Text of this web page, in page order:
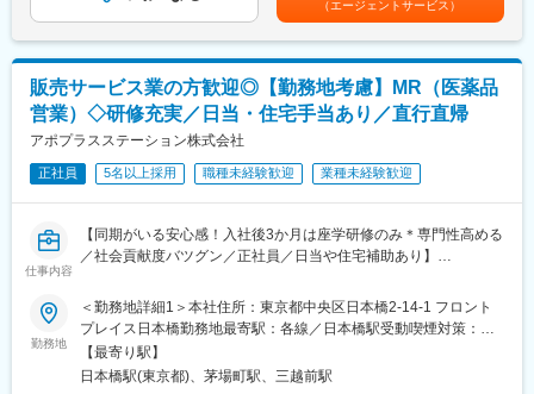
す。担当施設の患者様に応じた情報提供や、担当製品の処方後の
変更の範囲：会社の定める業務
MR（医薬情報担当者）として、ドクターや医薬品卸へ訪問、医薬
＜MRとは＞
医薬品販売に際し、医師への医薬品の効果、効能、副作用を情報
提供がミッションです。
医薬品は「どの成分に、どのような効果があって、誰に使うと良
いのか」などの情報が付加されて、初めて効果的に使うことがで
きます。医師への適切な医薬品情報の提供を通じて、患者さんの
治療、地域医療課題に貢献することができます。
■安心の研修体制：
・入社から3か月間：座学研修（導入教育）のみ
・導入教育終了後は、Web講義、e-Learning、集合研修を組み合
わせて行う、MR認定試験に100％を担保する対策講座がありま
す。
・現場配属後も月1回以上の面談を設けており、成果を出すための
任先の評価次第で大幅に年収をUPできます。（年2回業績給改
定）賃金はあくまでも目安の金額であり、選考を通じて上下する
可能性があります。月給(月額)は固定手当を含めた表記です。
（エージェントサービス）
販売サービス業の方歓迎◎【勤務地考慮】MR（医薬品
営業）◇研修充実／日当・住宅手当あり／直行直帰
アポプラスステーション株式会社
正社員 5名以上採用 職種未経験歓迎 業種未経験歓迎
仕事内容
【同期がいる安心感！入社後3か月は座学研修のみ＊専門性高める
／社会貢献度バツグン／正社員／日当や住宅補助あり】
★本ポジションは、未経験から医療業界で活躍できます！
・医療を通じて社会に貢献したい
・仕事を通じて学びを深め自己の成長を実感したい
・専門職として知識、技能を身に付けたい
・内資系の安定企業で働きたい
勤務地
＜勤務地詳細1＞本社住所：東京都中央区日本橋2-14-1 フロント
プレイス日本橋勤務地最寄駅：各線／日本橋駅受動喫煙対策：敷
地内喫煙可能場所あり＜勤務地詳細2＞全国エリア住所：全国エリ
ア 受動喫煙対策：屋内全面禁煙変更の範囲：会社の定める事業所
【最寄り駅】
日本橋駅(東京都)、茅場町駅、三越前駅